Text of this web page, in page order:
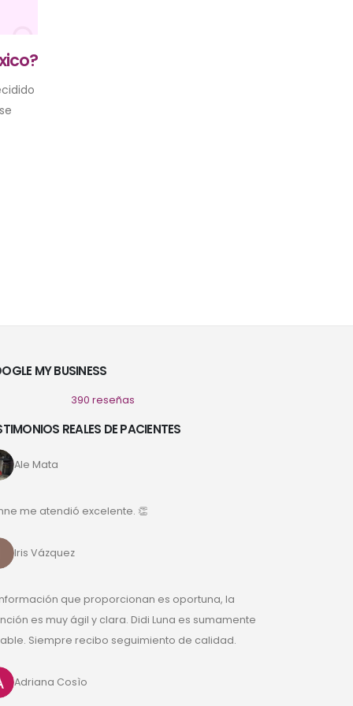
MY BUSINESS
390 reseñas
REALES DE PACIENTES
Ale Mata
me atendió excelente. 👏
Iris Vázquez
que proporcionan es oportuna, la
es muy ágil y clara. Didi Luna es sumamente
Siempre recibo seguimiento de calidad.
Adriana Cosìo